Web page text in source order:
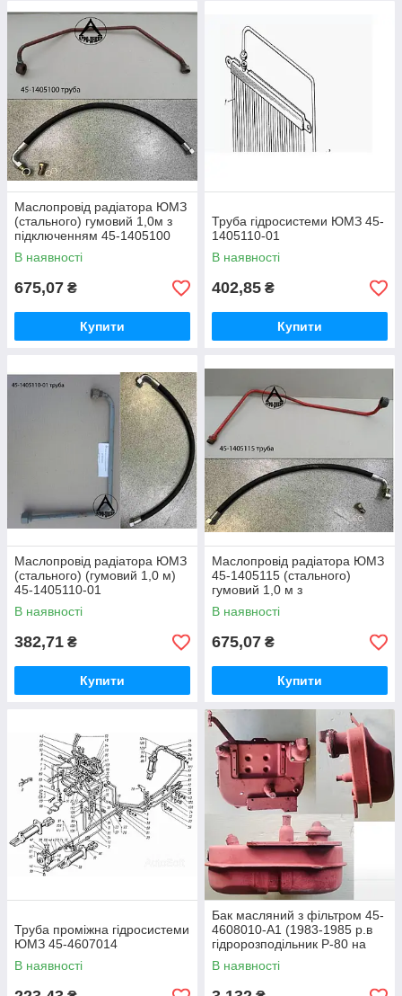
Маслопровід радіатора ЮМЗ
(стального) гумовий 1,0м з
підключенням 45-1405100
В наявності
675,07 ₴
Купити
Труба гідросистеми ЮМЗ 45-
1405110-01
В наявності
402,85 ₴
Купити
Маслопровід радіатора ЮМЗ
(стального) (гумовий 1,0 м)
45-1405110-01
В наявності
382,71 ₴
Купити
Маслопровід радіатора ЮМЗ
45-1405115 (стального)
гумовий 1,0 м з
підключенням
В наявності
675,07 ₴
Купити
Труба проміжна гідросистеми
ЮМЗ 45-4607014
В наявності
Бак масляний з фільтром 45-
4608010-А1 (1983-1985 р.в
гідророзподільник Р-80 на
гідробакові мала каб.
В наявності